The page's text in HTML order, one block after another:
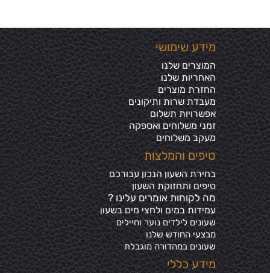
מידע שימושי
המוצרים שלנו
האחריות שלנו
החזרת מוצרים
מעבדת שרות ותיקונים
אפשרויות תשלום
זמני משלוחים ואספקה
מעקב משלוחים
טיפים והמלצות
בחירת השעון הנכון עבורכם
טיפים ותחזוקת השעון
מה לקוחות אומרים עלינו ?
עמידות במים ולחצי מים בשעון
שעונים לילדים נוער וחיילים
מבצעי החודש שלנו
שעונים במהדורה מוגבלת
מידע כללי